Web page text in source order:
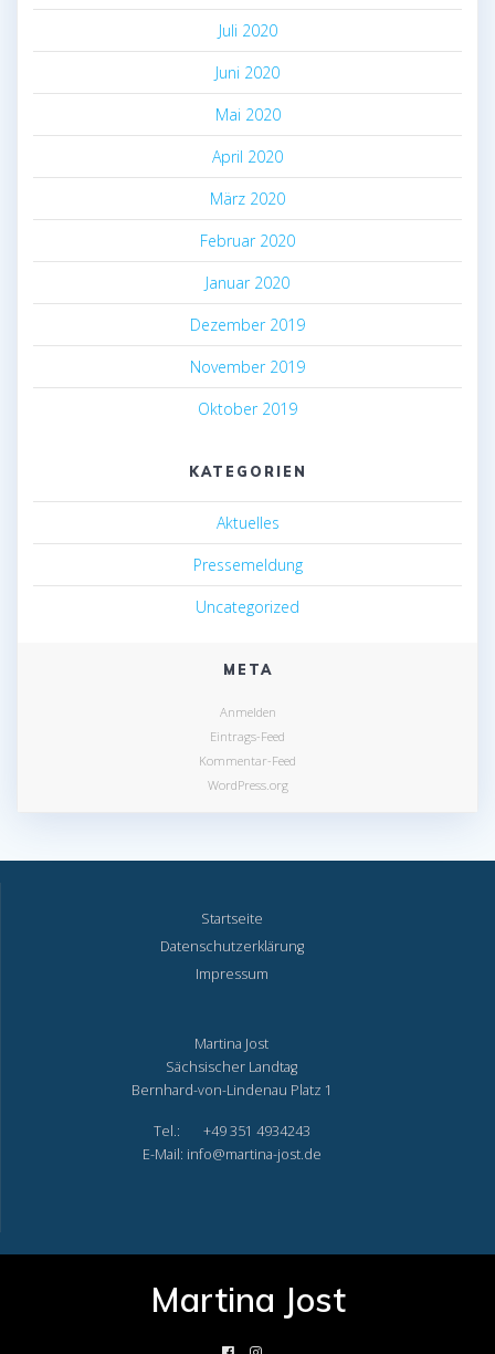
Juli 2020
Juni 2020
Mai 2020
April 2020
März 2020
Februar 2020
Januar 2020
Dezember 2019
November 2019
Oktober 2019
KATEGORIEN
Aktuelles
Pressemeldung
Uncategorized
META
Anmelden
Eintrags-Feed
Kommentar-Feed
WordPress.org
Startseite
Datenschutzerklärung
Impressum
Martina Jost
Sächsischer Landtag
Bernhard-von-Lindenau Platz 1
Tel.: +49 351 4934243
E-Mail: info@martina-jost.de
Martina Jost